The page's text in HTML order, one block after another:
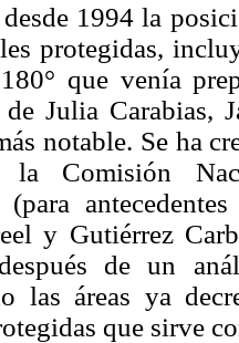
1994 la
protegidas,
que venía
de Julia Carabias,
notable. Se ha
Comisión
(para
y Gutiérrez
de un
las áreas ya
que sirve